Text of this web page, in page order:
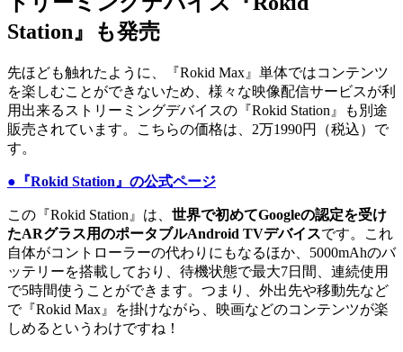
Station』も発売
先ほども触れたように、『Rokid Max』単体ではコンテンツ
を楽しむことができないため、様々な映像配信サービスが利
用出来るストリーミングデバイスの『Rokid Station』も別途
販売されています。こちらの価格は、2万1990円（税込）で
す。
●『Rokid Station』の公式ページ
この『Rokid Station』は、 世界で初めてGoogleの認定を受け
たARグラス用のポータブルAndroid TVデバイスです。これ
自体がコントローラーの代わりにもなるほか、5000mAhのバ
ッテリーを搭載しており、待機状態で最大7日間、連続使用
で5時間使うことができます。つまり、外出先や移動先など
で『Rokid Max』を掛けながら、映画などのコンテンツが楽
しめるというわけですね！